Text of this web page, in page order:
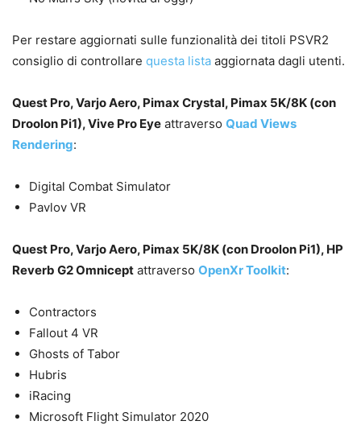
Per restare aggiornati sulle funzionalità dei titoli PSVR2
consiglio di controllare questa lista aggiornata dagli utenti.
Quest Pro, Varjo Aero, Pimax Crystal, Pimax 5K/8K (con
Droolon Pi1), Vive Pro Eye attraverso Quad Views
Rendering:
Digital Combat Simulator
Pavlov VR
Quest Pro, Varjo Aero, Pimax 5K/8K (con Droolon Pi1), HP
Reverb G2 Omnicept attraverso OpenXr Toolkit:
Contractors
Fallout 4 VR
Ghosts of Tabor
Hubris
iRacing
Microsoft Flight Simulator 2020